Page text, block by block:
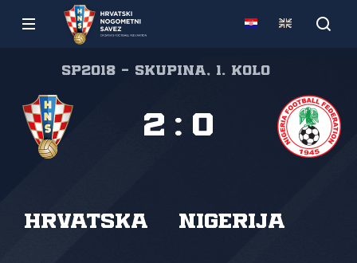
SP2018 - skupina, 1. kolo
Hrvatska Nigerija
2 : 0